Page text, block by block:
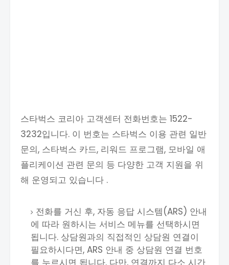
스타벅스 코리아 고객센터 전화번호는 1522-
3232입니다. 이 번호는 스타벅스 이용 관련 일반
문의, 스타벅스 카드, 리워드 프로그램, 모바일 애
플리케이션 관련 문의 등 다양한 고객 지원을 위
해 운영되고 있습니다 .
전화를 거신 후, 자동 응답 시스템(ARS) 안내
에 따라 원하시는 서비스 메뉴를 선택하시면
됩니다. 상담원과의 직접적인 상담원 연결이
필요하시다면, ARS 안내 중 상담원 연결 번호
를 누르시면 됩니다. 다만, 연결까지 다소 시간